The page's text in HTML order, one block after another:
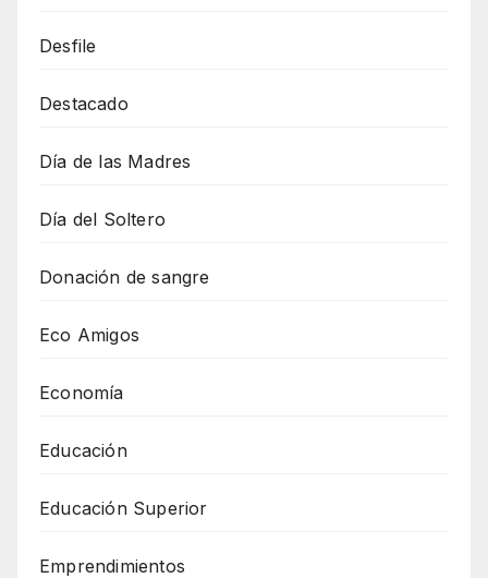
Desfile
Destacado
Día de las Madres
Día del Soltero
Donación de sangre
Eco Amigos
Economía
Educación
Educación Superior
Emprendimientos